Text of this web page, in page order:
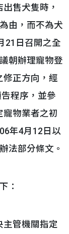
售犬隻時，
由，而不為犬
21日召開之全
朝辦理寵物登
修正方向，經
程序，並參
物業者之初
年4月12日以
法部分條文。
：
主管機關指定